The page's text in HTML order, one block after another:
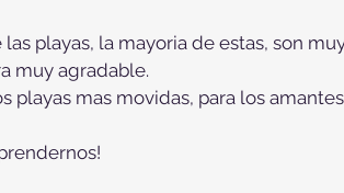
playas, la mayoria de estas, son
muy agradable.
playas mas movidas, para los